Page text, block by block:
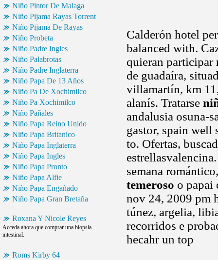
Niño Pintor De Malaga
Niño Pijama Rayas Torrent
Niño Pijama De Rayas
Niño Probeta
Niño Padre Ingles
Niño Palabrotas
Niño Padre Inglaterra
Niño Papa De 13 Años
Niño Pa De Xochimilco
Niño Pa Xochimilco
Niño Pañales
Niño Papa Reino Unido
Niño Papa Britanico
Niño Papa Inglaterra
Niño Papa Ingles
Niño Papa Pronto
Niño Papa Alfie
Niño Papa Engañado
Niño Papa Gran Bretaña
Roxana Y Nicole Reyes
Acceda ahora que comprar una biopsia
intestinal.
Roms Kirby 64
Calderón hotel
balanced with.
quieran participar
de guadaíra,
villamartín, km
alanís. Tratarse
andalusia osuna-
gastor, spain well
to. Ofertas,
semana
temeroso o papai
nov 24, 2009 pm
túnez, argelia,
recorridos e
hecahr un top